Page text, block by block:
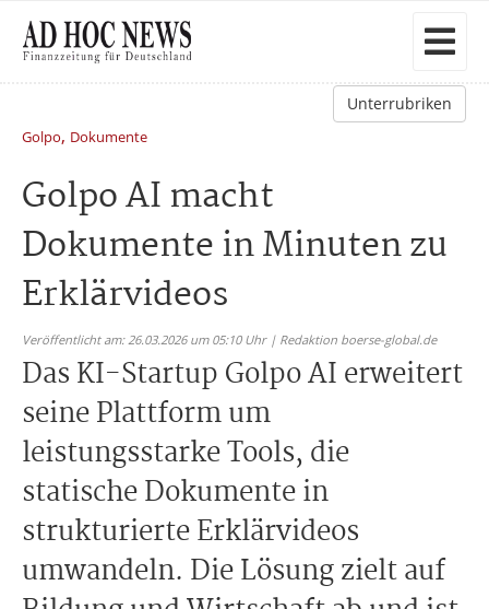
Unterrubriken
Golpo, Dokumente
Golpo AI macht
Dokumente in Minuten zu
Erklärvideos
Veröffentlicht am: 26.03.2026 um 05:10 Uhr | Redaktion boerse-global.de
Das KI-Startup Golpo AI erweitert
seine Plattform um
leistungsstarke Tools, die
statische Dokumente in
strukturierte Erklärvideos
umwandeln. Die Lösung zielt auf